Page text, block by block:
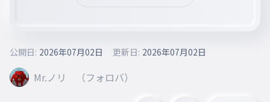
Mr.ノリ （フォロバ）
公開日: 2026年07月02日 更新日: 2026年07月02日